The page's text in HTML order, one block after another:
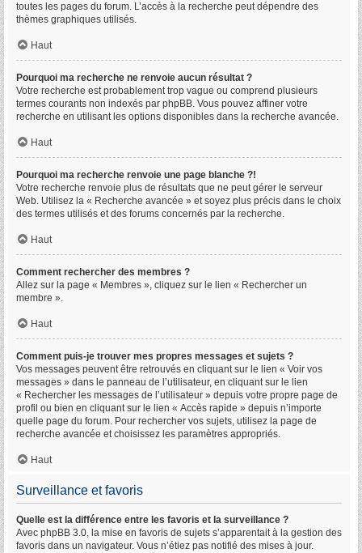
toutes les pages du forum. L’accès à la recherche peut dépendre des
thèmes graphiques utilisés.
Haut
Pourquoi ma recherche ne renvoie aucun résultat ?
Votre recherche est probablement trop vague ou comprend plusieurs
termes courants non indexés par phpBB. Vous pouvez affiner votre
recherche en utilisant les options disponibles dans la recherche avancée.
Haut
Pourquoi ma recherche renvoie une page blanche ?!
Votre recherche renvoie plus de résultats que ne peut gérer le serveur
Web. Utilisez la « Recherche avancée » et soyez plus précis dans le choix
des termes utilisés et des forums concernés par la recherche.
Haut
Comment rechercher des membres ?
Allez sur la page « Membres », cliquez sur le lien « Rechercher un
membre ».
Haut
Comment puis-je trouver mes propres messages et sujets ?
Vos messages peuvent être retrouvés en cliquant sur le lien « Voir vos
messages » dans le panneau de l’utilisateur, en cliquant sur le lien
« Rechercher les messages de l’utilisateur » depuis votre propre page de
profil ou bien en cliquant sur le lien « Accès rapide » depuis n’importe
quelle page du forum. Pour rechercher vos sujets, utilisez la page de
recherche avancée et choisissez les paramètres appropriés.
Haut
Surveillance et favoris
Quelle est la différence entre les favoris et la surveillance ?
Avec phpBB 3.0, la mise en favoris de sujets s’apparentait à la gestion des
favoris dans un navigateur. Vous n’étiez pas notifié des mises à jour.